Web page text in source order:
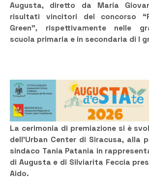
Augusta, diretto da Maria
risultati vincitori del concorso
Green”, rispettivamente nelle
scuola primaria e in secondaria di I
La cerimonia di premiazione si è
dell’Urban Center di Siracusa, alla
sindaco Tania Patania in
di Augusta e di Silviarita Feccia
Aido.